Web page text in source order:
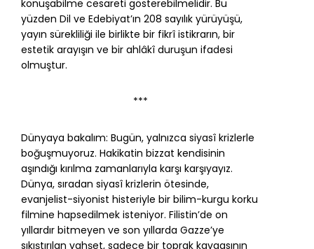
konuşabilme cesareti gösterebilmelidir. Bu
yüzden Dil ve Edebiyat’ın 208 sayılık yürüyüşü,
yayın sürekliliği ile birlikte bir fikrî istikrarın, bir
estetik arayışın ve bir ahlâkî duruşun ifadesi
olmuştur.
***
Dünyaya bakalım: Bugün, yalnızca siyasî krizlerle
boğuşmuyoruz. Hakikatin bizzat kendisinin
aşındığı kırılma zamanlarıyla karşı karşıyayız.
Dünya, sıradan siyasî krizlerin ötesinde,
evanjelist-siyonist histeriyle bir bilim-kurgu korku
filmine hapsedilmek isteniyor. Filistin’de on
yıllardır bitmeyen ve son yıllarda Gazze’ye
sıkıştırılan vahşet, sadece bir toprak kavgasının